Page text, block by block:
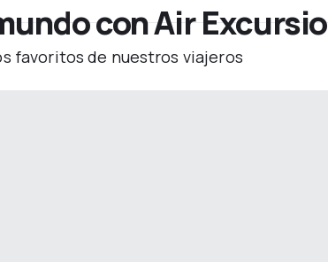
con Air
favoritos de nuestros viajeros